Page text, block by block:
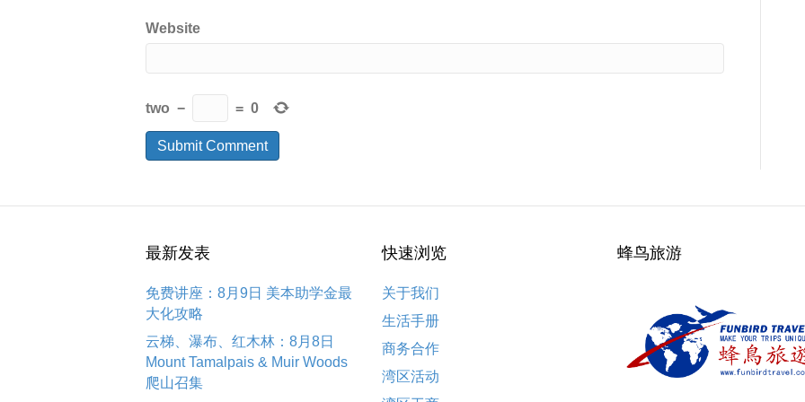
Website
two − = 0
最新发表
免费讲座：8月9日 美本助学金最
大化攻略
云梯、瀑布、红木林：8月8日
Mount Tamalpais & Muir Woods
爬山召集
快速浏览
关于我们
生活手册
商务合作
湾区活动
蜂鸟旅游